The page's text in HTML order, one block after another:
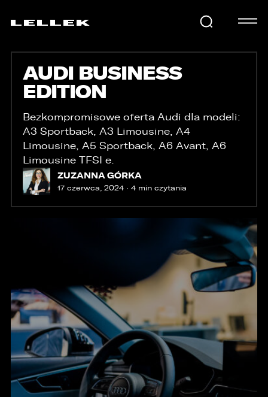
SAMOCHODY
USŁUGI
AKTUALNOŚCI
KARIERA
KONTAKT
AUDI BUSINESS
EDITION
Bezkompromisowe oferta Audi dla modeli:
A3 Sportback, A3 Limousine, A4
Limousine, A5 Sportback, A6 Avant, A6
Limousine TFSI e.
ZUZANNA GÓRKA
17 czerwca, 2024 · 4 min czytania